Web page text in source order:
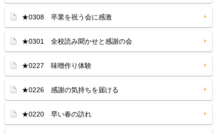
★0308 卒業を祝う会に感激
★0301 全校読み聞かせと感謝の会
★0227 味噌作り体験
★0226 感謝の気持ちを届ける
★0220 早い春の訪れ